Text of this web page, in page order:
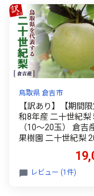
認定農家 お取り寄
ーツ デザート 家庭
県 久留米市 送料無
2
鳥取県 倉吉市
【訳あり】【期間
和8年産 二十世紀梨
（10～20玉） 倉吉
果樹園 二十世紀梨
果物 フルーツ 先行
梨 数量限定
レビュー (1件)